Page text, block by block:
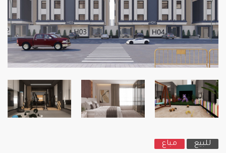
للبيع مباع